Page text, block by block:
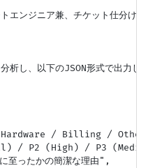
エンジニア兼、チケット仕分け
析し、以下のJSON形式で出力し
/ Billing /
/ P2 (High) / P3
ったかの簡潔な理由",